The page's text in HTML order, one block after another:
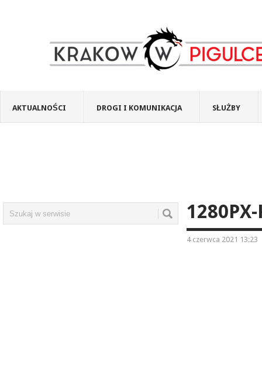
AKTUALNOŚCI DROGI I KOMUNIKACJA SŁUŻBY
1280PX-
4 czerwca 2021 13:23